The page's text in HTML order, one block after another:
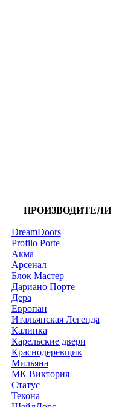
ПРОИЗВОДИТЕЛИ
DreamDoors
Profilo Porte
Акма
Арсенал
Блок Мастер
Дариано Порте
Дера
Европан
Итальянская Легенда
Калинка
Карельские двери
Краснодеревщик
Мильяна
МК Виктория
Статус
Текона